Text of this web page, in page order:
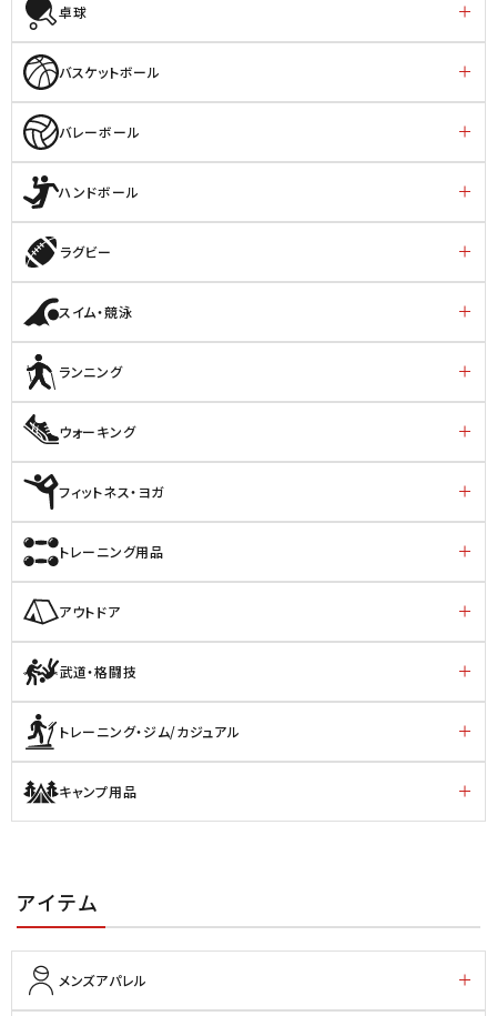
卓球
バスケットボール
バレーボール
ハンドボール
ラグビー
スイム・競泳
ランニング
ウォーキング
フィットネス・ヨガ
トレーニング用品
アウトドア
武道・格闘技
トレーニング・ジム/カジュアル
キャンプ用品
アイテム
メンズアパレル